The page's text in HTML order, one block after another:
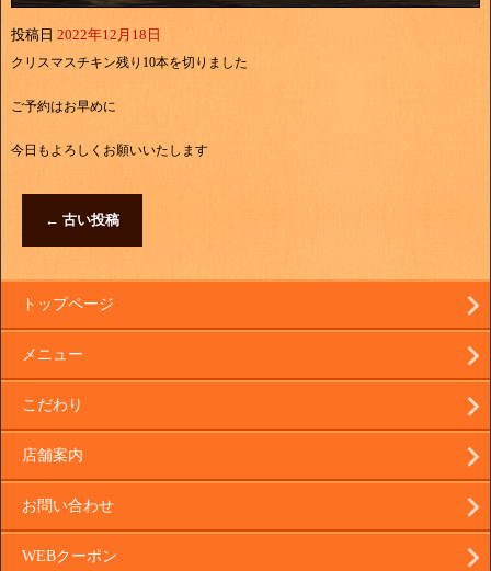
投稿日 2022年12月18日
クリスマスチキン残り10本を切りました
ご予約はお早めに
今日もよろしくお願いいたします
← 古い投稿
トップページ
メニュー
こだわり
店舗案内
お問い合わせ
WEBクーポン